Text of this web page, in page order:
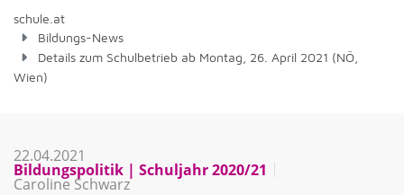
schule.at
Bildungs-News
Details zum Schulbetrieb ab Montag, 26. April 2021 (NÖ,
Wien)
22.04.2021
Bildungspolitik Schuljahr 2020/21
Caroline Schwarz